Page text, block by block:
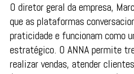
O diretor geral da empresa,
que as plataformas
praticidade e funcionam como
estratégico. O ANNA permite
realizar vendas, atender